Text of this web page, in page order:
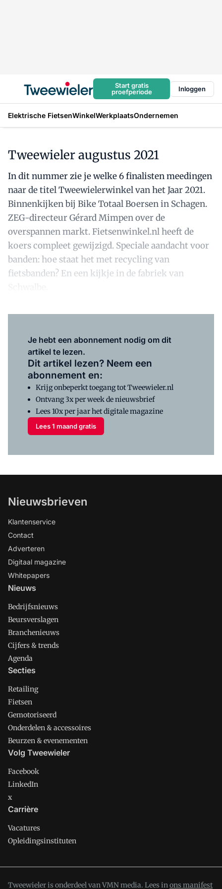
Start gratis
proefperiode
Inloggen
Elektrische FietsenWinkelWerkplaatsOndernemen
Tweewieler augustus 2021
In dit nummer zie je welke 6 finalisten meedingen
naar de titel Tweewielerwinkel van het Jaar 2021.
Binnenkijken bij Bike Totaal Boersen in Schagen.
ZEG-directeur Gérard Mimpen over de
overspannen markt. Fietsenwinkel.nl heeft de
koers compleet gewijzigd. Speciale aandacht voor
banden: hoe staat het met recycling van
fietsbanden? En een kijkje in de fabriek van
Je hebt een abonnement nodig om dit
artikel te lezen.
Dit artikel lezen? Neem een
abonnement en:
Krijg onbeperkt toegang tot Tweewieler.nl
Ontvang 3x per week de nieuwsbrief
Lees 10x per jaar het digitale magazine
Lees 1 maand gratis
Nieuwsbrieven
Klantenservice
Contact
Adverteren
Digitaal magazine
Whitepapers
Nieuws
Bedrijfsnieuws
Beursverslagen
Branchenieuws
Cijfers & trends
Agenda
Secties
Retailing
Fietsen
Gemotoriseerd
Onderdelen & accessoires
Beurzen & evenementen
Volg Tweewieler
Facebook
LinkedIn
x
Carrière
Vacatures
Opleidingsinstituten
Tweewieler is onderdeel van VMN media. Lees inons manifest